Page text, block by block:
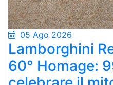
05 Ago 2026
Lamborghini
60° Homage: